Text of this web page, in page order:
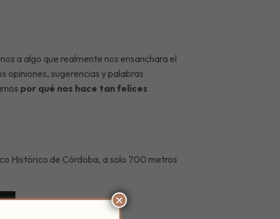
a algo que realmente nos ensanchara el
opiniones, sugerencias y palabras
por qué nos hace tan felices
Histórico de Córdoba, a solo 700 metros
×